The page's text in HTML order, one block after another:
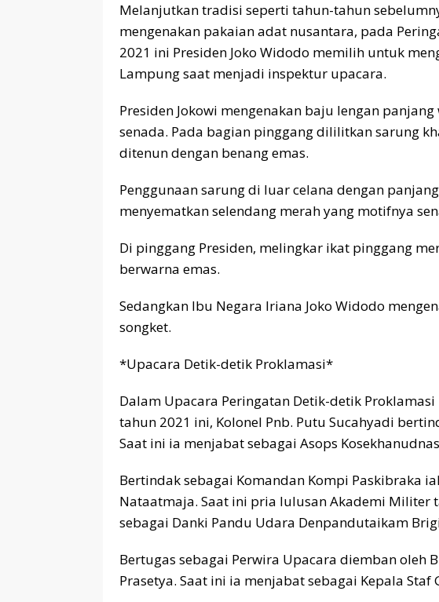
Melanjutkan tradisi seperti tahun-tahun
mengenakan pakaian adat nusantara, pada
2021 ini Presiden Joko Widodo memilih untuk
Lampung saat menjadi inspektur upacara.
Presiden Jokowi mengenakan baju lengan
senada. Pada bagian pinggang dililitkan sarung
ditenun dengan benang emas.
Penggunaan sarung di luar celana dengan
menyematkan selendang merah yang motifnya
Di pinggang Presiden, melingkar ikat pinggang
berwarna emas.
Sedangkan Ibu Negara Iriana Joko Widodo
songket.
*Upacara Detik-detik Proklamasi*
Dalam Upacara Peringatan Detik-detik
tahun 2021 ini, Kolonel Pnb. Putu Sucahyadi
Saat ini ia menjabat sebagai Asops
Bertindak sebagai Komandan Kompi Paskibraka
Nataatmaja. Saat ini pria lulusan Akademi Militer
sebagai Danki Pandu Udara Denpandutaikam
Bertugas sebagai Perwira Upacara diemban oleh
Prasetya. Saat ini ia menjabat sebagai Kepala Staf